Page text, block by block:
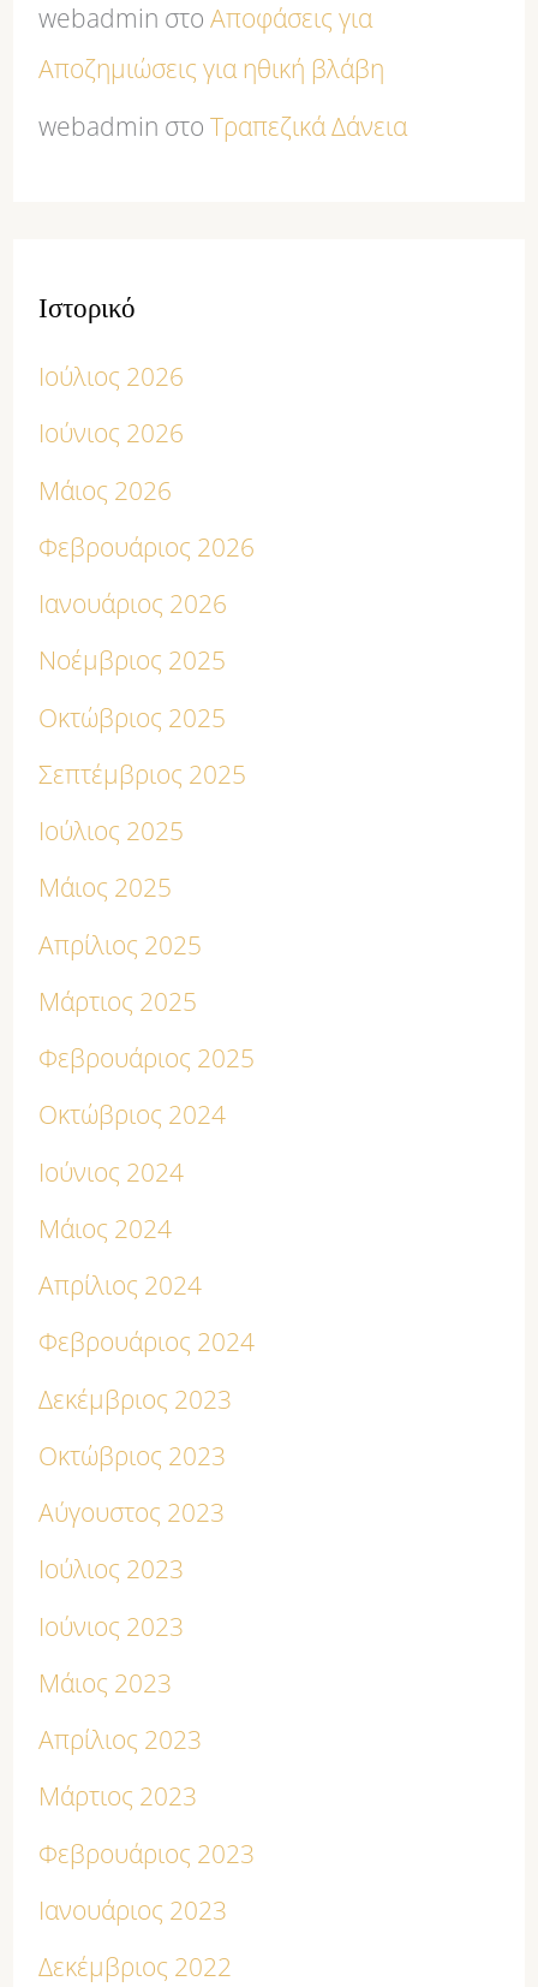
webadmin στοΑποφάσεις για
Αποζημιώσεις για ηθική βλάβη
webadmin στοΤραπεζικά Δάνεια
Ιστορικό
Ιούλιος 2026
Ιούνιος 2026
Μάιος 2026
Φεβρουάριος 2026
Ιανουάριος 2026
Νοέμβριος 2025
Οκτώβριος 2025
Σεπτέμβριος 2025
Ιούλιος 2025
Μάιος 2025
Απρίλιος 2025
Μάρτιος 2025
Φεβρουάριος 2025
Οκτώβριος 2024
Ιούνιος 2024
Μάιος 2024
Απρίλιος 2024
Φεβρουάριος 2024
Δεκέμβριος 2023
Οκτώβριος 2023
Αύγουστος 2023
Ιούλιος 2023
Ιούνιος 2023
Μάιος 2023
Απρίλιος 2023
Μάρτιος 2023
Φεβρουάριος 2023
Ιανουάριος 2023
Δεκέμβριος 2022